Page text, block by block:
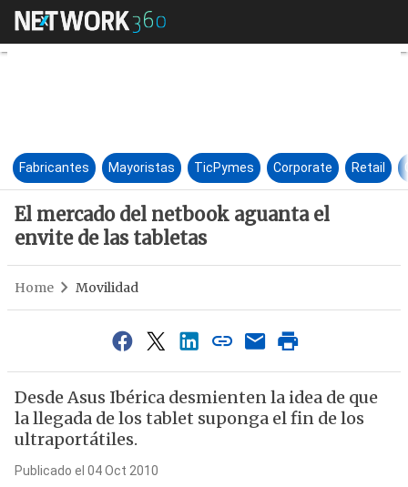
El mercado del netbook
Fabricantes Mayoristas TicPymes Corporate Retail
El mercado del netbook aguanta el
envite de las tabletas
Home Movilidad
Desde Asus Ibérica desmienten la idea de que
la llegada de los tablet suponga el fin de los
ultraportátiles.
Publicado el 04 Oct 2010